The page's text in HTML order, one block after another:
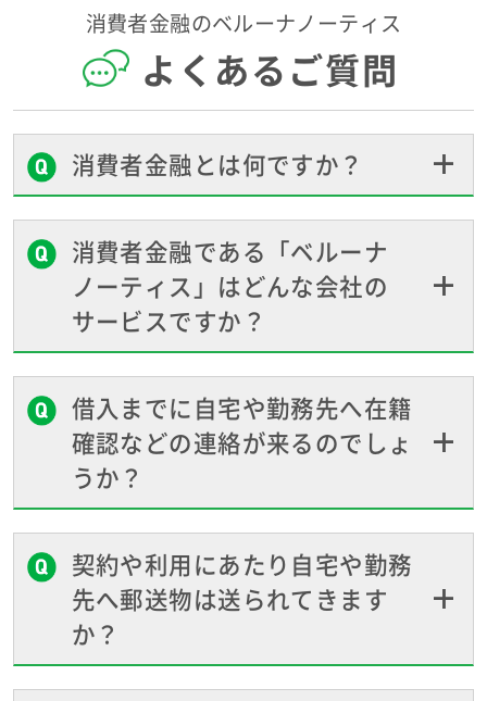
消費者金融のベルーナノーティス
よくあるご質問
消費者金融とは何ですか？
消費者金融である「ベルーナ
ノーティス」はどんな会社の
サービスですか？
借入までに自宅や勤務先へ在籍
確認などの連絡が来るのでしょ
うか？
契約や利用にあたり自宅や勤務
先へ郵送物は送られてきます
か？